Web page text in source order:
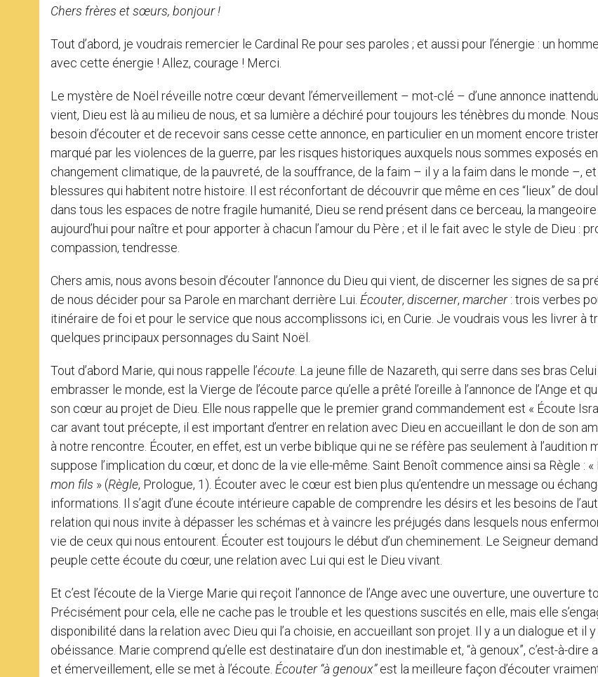
Chers frères et sœurs, bonjour !
Tout d’abord, je voudrais remercier le Cardinal Re pour ses paroles ; et aussi pour l’énergie : un
avec cette énergie ! Allez, courage ! Merci.
Le mystère de Noël réveille notre cœur devant l’émerveillement – mot-clé – d’une annonce
vient, Dieu est là au milieu de nous, et sa lumière a déchiré pour toujours les ténèbres du monde.
besoin d’écouter et de recevoir sans cesse cette annonce, en particulier en un moment encore
marqué par les violences de la guerre, par les risques historiques auxquels nous sommes exposés
changement climatique, de la pauvreté, de la souffrance, de la faim – il y a la faim dans le monde –, et
blessures qui habitent notre histoire. Il est réconfortant de découvrir que même en ces “lieux” de
dans tous les espaces de notre fragile humanité, Dieu se rend présent dans ce berceau, la mangeoire
aujourd’hui pour naître et pour apporter à chacun l’amour du Père ; et il le fait avec le style de Dieu :
compassion, tendresse.
Chers amis, nous avons besoin d’écouter l’annonce du Dieu qui vient, de discerner les signes de sa
de nous décider pour sa Parole en marchant derrière Lui. Écouter, discerner, marcher: trois verbes
itinéraire de foi et pour le service que nous accomplissons ici, en Curie. Je voudrais vous les livrer à
quelques principaux personnages du Saint Noël.
Tout d’abord Marie, qui nous rappelle l’écoute . La jeune fille de Nazareth, qui serre dans ses bras
embrasser le monde, est la Vierge de l’écoute parce qu’elle a prêté l’oreille à l’annonce de l’Ange et
son cœur au projet de Dieu. Elle nous rappelle que le premier grand commandement est « Écoute
car avant tout précepte, il est important d’entrer en relation avec Dieu en accueillant le don de son
à notre rencontre. Écouter, en effet, est un verbe biblique qui ne se réfère pas seulement à l’audition
suppose l’implication du cœur, et donc de la vie elle-même. Saint Benoît commence ainsi sa Règle : «
mon fils » (Règle, Prologue, 1). Écouter avec le cœur est bien plus qu’entendre un message ou
informations. Il s’agit d’une écoute intérieure capable de comprendre les désirs et les besoins de
relation qui nous invite à dépasser les schémas et à vaincre les préjugés dans lesquels nous
vie de ceux qui nous entourent. Écouter est toujours le début d’un cheminement. Le Seigneur
peuple cette écoute du cœur, une relation avec Lui qui est le Dieu vivant.
Et c’est l’écoute de la Vierge Marie qui reçoit l’annonce de l’Ange avec une ouverture, une ouverture
Précisément pour cela, elle ne cache pas le trouble et les questions suscités en elle, mais elle
disponibilité dans la relation avec Dieu qui l’a choisie, en accueillant son projet. Il y a un dialogue et il y
obéissance. Marie comprend qu’elle est destinataire d’un don inestimable et, “à genoux”, c’est-à-dire
et émerveillement, elle se met à l’écoute. Écouter “à genoux”est la meilleure façon d’écouter